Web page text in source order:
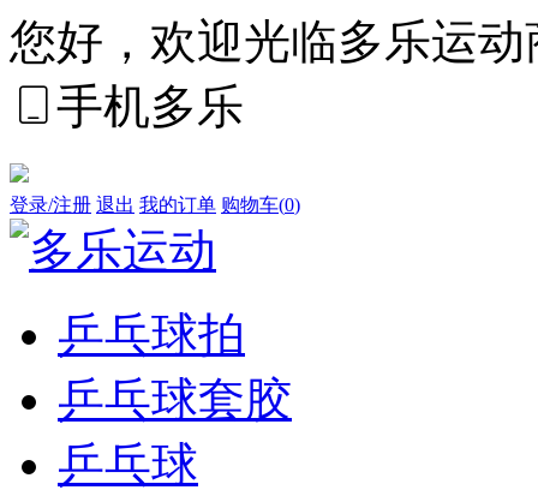
您好，欢迎光临多乐运动
手机多乐
登录/注册 退出 我的订单 购物车(0)
乒乓球拍
乒乓球套胶
乒乓球